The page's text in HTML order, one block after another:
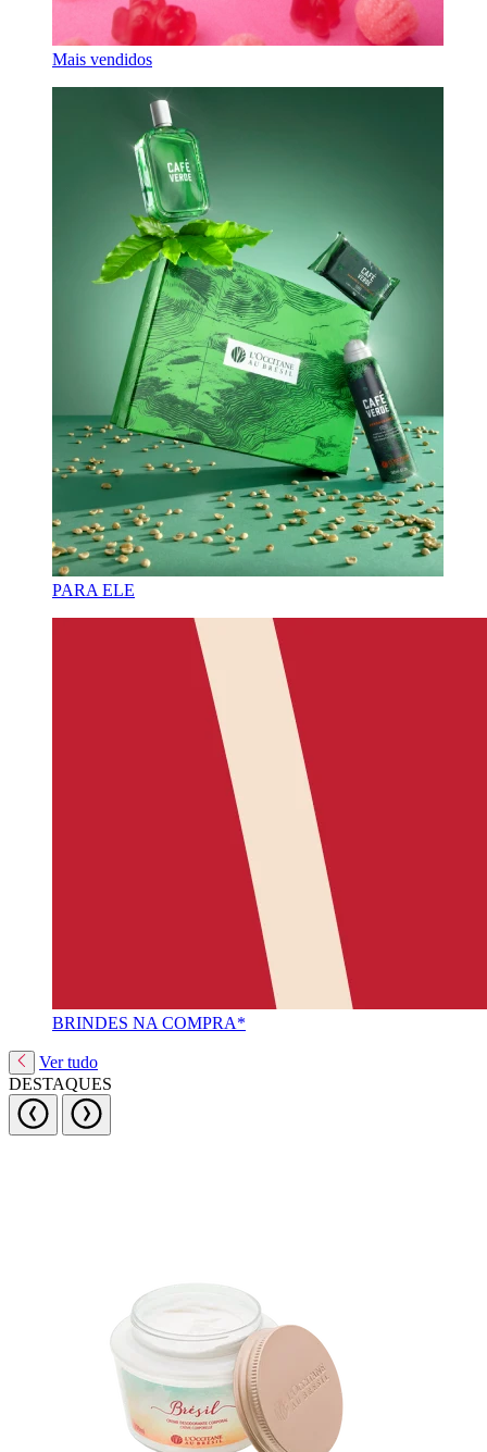
Mais vendidos
PARA ELE
BRINDES NA COMPRA*
Ver tudo
DESTAQUES